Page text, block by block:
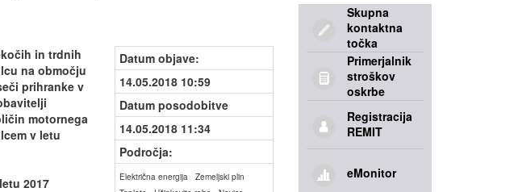
in trdnih
na območju
prihranke v
motornega
v letu
2017
Datum objave:
14.05.2018 10:59
Datum posodobitve
14.05.2018 11:34
Področja:
Električna energija
Zemeljski plin
Skupna
kontaktna
točka
Primerjalnik
stroškov
oskrbe
Registracija
REMIT
eMonitor